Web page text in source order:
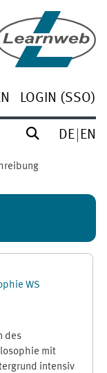
LOGIN (SSO)
DE EN
WS
des
mit
intensiv